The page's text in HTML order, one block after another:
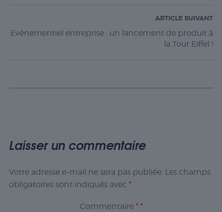
ARTICLE SUIVANT
Evénementiel entreprise : un lancement de produit à
la Tour Eiffel !
Laisser un commentaire
Votre adresse e-mail ne sera pas publiée. Les champs
obligatoires sont indiqués avec *
Commentaire **